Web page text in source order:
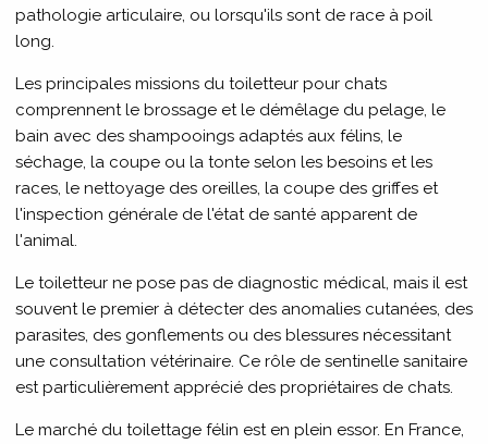
pathologie articulaire, ou lorsqu'ils sont de race à poil
long.
Les principales missions du toiletteur pour chats
comprennent le brossage et le démêlage du pelage, le
bain avec des shampooings adaptés aux félins, le
séchage, la coupe ou la tonte selon les besoins et les
races, le nettoyage des oreilles, la coupe des griffes et
l'inspection générale de l'état de santé apparent de
l'animal.
Le toiletteur ne pose pas de diagnostic médical, mais il est
souvent le premier à détecter des anomalies cutanées, des
parasites, des gonflements ou des blessures nécessitant
une consultation vétérinaire. Ce rôle de sentinelle sanitaire
est particulièrement apprécié des propriétaires de chats.
Le marché du toilettage félin est en plein essor. En France,